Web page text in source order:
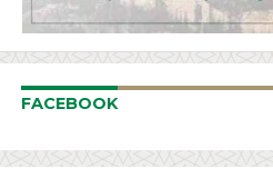
FACEBOOK